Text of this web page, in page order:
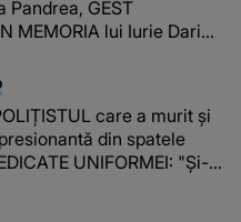
Pandrea, GEST
MEMORIA lui Iurie Darie:
care a murit și
din spatele
UNIFORMEI: "Și-a